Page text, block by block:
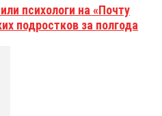
психологи на «Почту
подростков за полгода